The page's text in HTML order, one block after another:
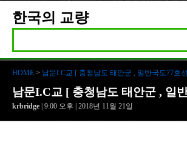
한국의 교량
HOME > 남문I.C교 [ 충청남도 태안군 , 일반국도77호
남문I.C교 [ 충청남도 태안군 , 일
krbridge | 9:00 오후 | 2018년 11월 21일